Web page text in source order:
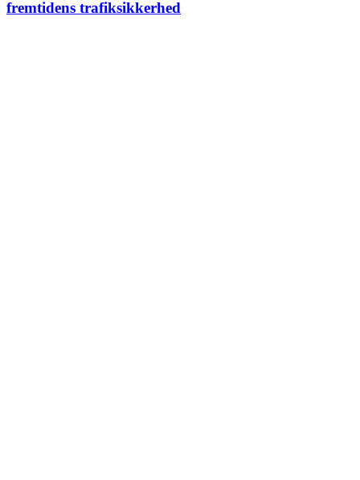
fremtidens trafiksikkerhed